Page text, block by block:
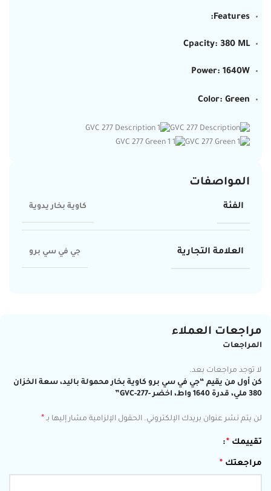
Features:
Cpacity: 380 ML
Power: 1640W
Color: Green
المواصفات
الفئة كاوية بخار يدوية
العلامة التجارية جي في سي برو
مراجعات العملاء
المراجعات
لا توجد مراجعات بعد.
كن أول من يقيم “جي في سي برو كاوية بخار محمولة باليد، سعة الخزان
380 ملي، قدرة 1640 واط، اخضر -GVC-277”
لن يتم نشر عنوان بريدك الإلكتروني. الحقول الإلزامية مشار إليها بـ *
تقييمك *
مراجعتك *